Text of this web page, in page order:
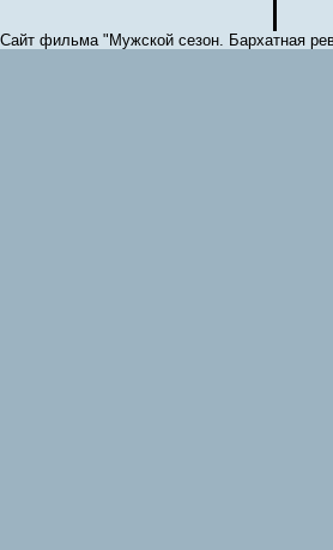
Сайт фильма "Мужской сезон. Бархатная